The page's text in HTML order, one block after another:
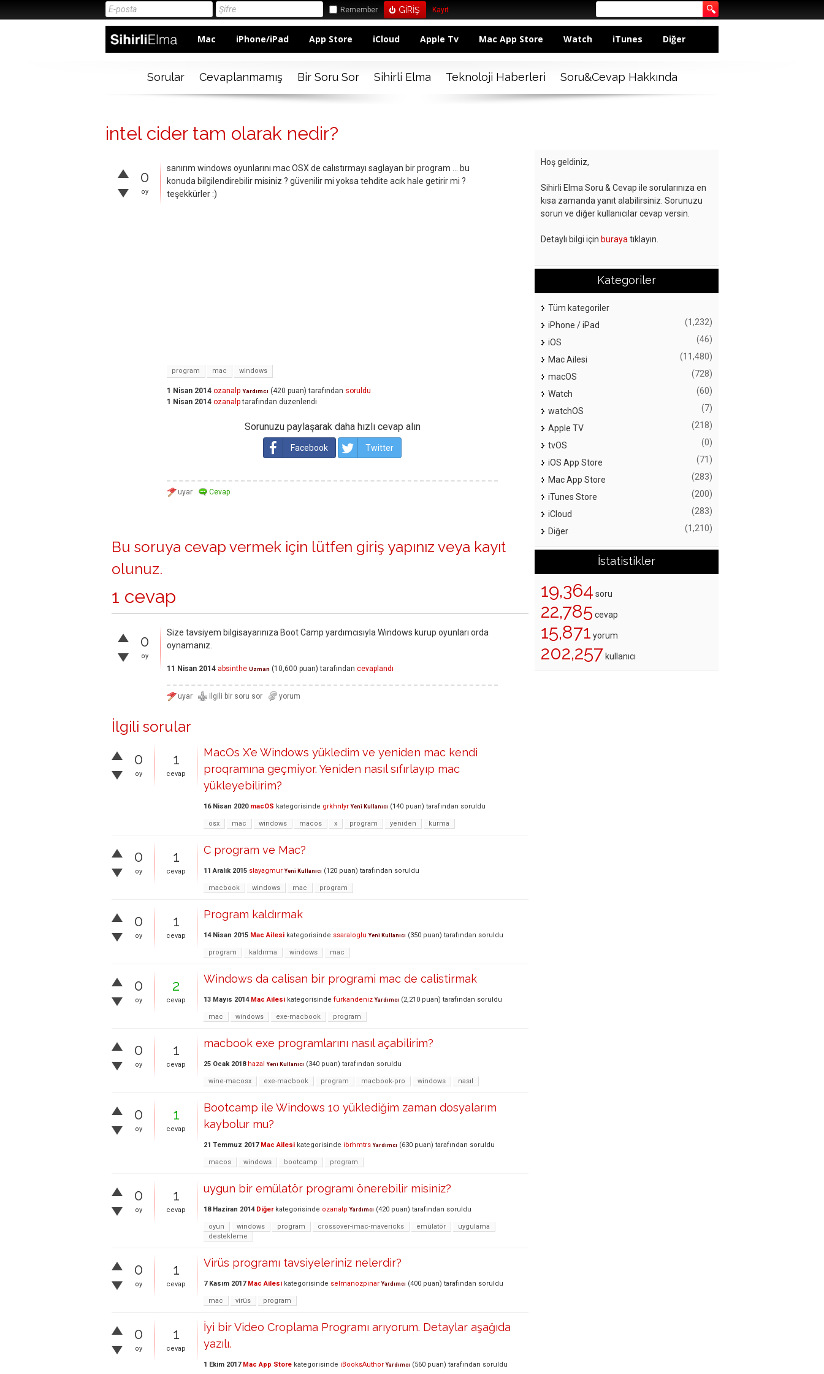
Remember Kayıt
Mac iPhone/iPad App Store iCloud Apple Tv Mac App Store Watch iTunes Diğer
Sorular Cevaplanmamış Bir Soru Sor Sihirli Elma Teknoloji Haberleri Soru&Cevap Hakkında
intel cider tam olarak nedir?
0
oy
sanırım windows oyunlarını mac OSX de calıstırmayı saglayan bir program ... bu
konuda bilgilendirebilir misiniz ? güvenilir mi yoksa tehdite acık hale getirir mi ?
teşekkürler :)
program mac windows
1 Nisan 2014 ozanalp Yardımcı (420 puan) tarafından soruldu
1 Nisan 2014 ozanalptarafından düzenlendi
Sorunuzu paylaşarak daha hızlı cevap alın
Facebook Twitter
Bu soruya cevap vermek için lütfen giriş yapınız veya kayıt
olunuz.
1 cevap
0
oy
Size tavsiyem bilgisayarınıza Boot Camp yardımcısıyla Windows kurup oyunları orda
oynamanız.
11 Nisan 2014 absinthe Uzman (10,600 puan) tarafından cevaplandı
İlgili sorular
0
oy
1
cevap
MacOs X'e Windows yükledim ve yeniden mac kendi
proqramına geçmiyor. Yeniden nasıl sıfırlayıp mac
yükleyebilirim?
16 Nisan 2020 macOS kategorisinde grkhnlyr Yeni Kullanıcı (140 puan) tarafından soruldu
osx mac windows macos x program yeniden kurma
0
oy
1
cevap
C program ve Mac?
11 Aralık 2015 slayagmur Yeni Kullanıcı (120 puan) tarafından soruldu
macbook windows mac program
0
oy
1
cevap
Program kaldırmak
14 Nisan 2015 Mac Ailesi kategorisinde ssaraloglu Yeni Kullanıcı (350 puan) tarafından soruldu
program kaldırma windows mac
0
oy
2
cevap
Windows da calisan bir programi mac de calistirmak
13 Mayıs 2014 Mac Ailesi kategorisinde furkandeniz Yardımcı (2,210 puan) tarafından soruldu
mac windows exe-macbook program
0
oy
1
cevap
macbook exe programlarını nasıl açabilirim?
25 Ocak 2018 hazal Yeni Kullanıcı (340 puan) tarafından soruldu
wine-macosx exe-macbook program macbook-pro windows nasıl
0
oy
1
cevap
Bootcamp ile Windows 10 yüklediğim zaman dosyalarım
kaybolur mu?
21 Temmuz 2017 Mac Ailesi kategorisinde ibrhmtrs Yardımcı (630 puan) tarafından soruldu
macos windows bootcamp program
0
oy
1
cevap
uygun bir emülatör programı önerebilir misiniz?
18 Haziran 2014 Diğerkategorisinde ozanalp Yardımcı (420 puan) tarafından soruldu
oyun windows program crossover-imac-mavericks emülatör
uygulama
destekleme
0
oy
1
cevap
Virüs programı tavsiyeleriniz nelerdir?
7 Kasım 2017 Mac Ailesi kategorisinde selmanozpinar Yardımcı (400 puan) tarafından soruldu
mac virüs program
0
oy
1
cevap
İyi bir Video Croplama Programı arıyorum. Detaylar aşağıda
yazılı.
1 Ekim 2017 Mac App Store kategorisinde iBooksAuthor Yardımcı (560 puan) tarafından soruldu
Hoş geldiniz,
Sihirli Elma Soru & Cevap ile sorularınıza en
kısa zamanda yanıt alabilirsiniz. Sorunuzu
sorun ve diğer kullanıcılar cevap versin.
Detaylı bilgi için buraya tıklayın.
Kategoriler
Tüm kategoriler
iPhone / iPad
(1,232)
iOS (46)
Mac Ailesi (11,480)
macOS (728)
Watch (60)
watchOS (7)
Apple TV (218)
tvOS (0)
iOS App Store (71)
Mac App Store (283)
iTunes Store (200)
iCloud (283)
Diğer (1,210)
İstatistikler
19,364 soru
22,785 cevap
15,871 yorum
202,257 kullanıcı